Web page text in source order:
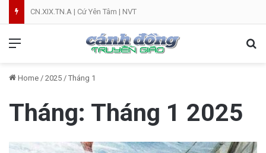
CN.XIX.TN.A | Cứ Yên Tâm | NVT
Home / 2025 / Tháng 1
Tháng: Tháng 1 2025